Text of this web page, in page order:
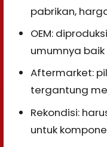
pabrikan,
OEM:
umumnya baik
Aftermarket:
tergantung
Rekondisi:
untuk